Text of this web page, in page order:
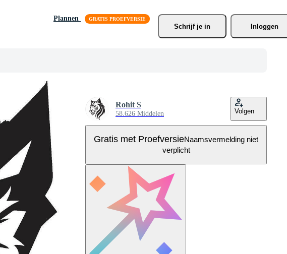
Plannen
Schrijf je in Inloggen
Rohit S
58.626 Middelen Volgen
Gratis met ProefversieNaamsvermelding niet
verplicht